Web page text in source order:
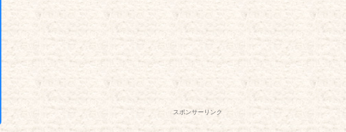
スポンサーリンク